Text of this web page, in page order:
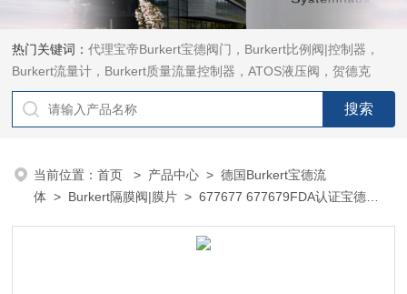
热门关键词：代理宝帝Burkert宝德阀门，Burkert比例阀|控制器，
Burkert流量计，Burkert质量流量控制器，ATOS液压阀，贺德克
HYDAC传感器，ASCO电磁阀，ASCO阀门，REXROTH力士乐阀
泵，安沃驰Aventics电磁阀|气缸，Samson萨姆森定位器
当前位置：首页 > 产品中心 >德国Burkert宝德流
体 > Burkert隔膜阀|膜片 > 677677 677679FDA认证宝德